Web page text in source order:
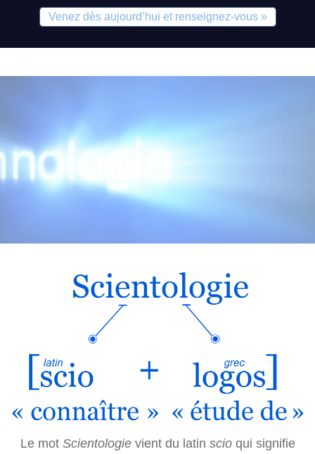
0207 246 2700
Venez dès aujourd’hui et renseignez-vous »
Le mot Scientologievient du latin scioqui signifie